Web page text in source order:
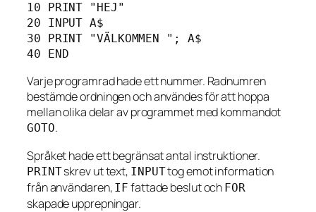
10 PRINT "HEJ"
20 INPUT A$
30 PRINT "VÄLKOMMEN "; A$
Varje programrad hade ett nummer. Radnumren
bestämde ordningen och användes för att hoppa
mellan olika delar av programmet med kommandot
GOTO.
Språket hade ett begränsat antal instruktioner.
PRINTskrev ut text, INPUTtog emot information
från användaren, IF fattade beslut och FOR
skapade upprepningar.